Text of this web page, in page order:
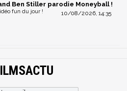
Ben Stiller parodie Moneyball !
10/08/2026, 14:35
fun du jour !